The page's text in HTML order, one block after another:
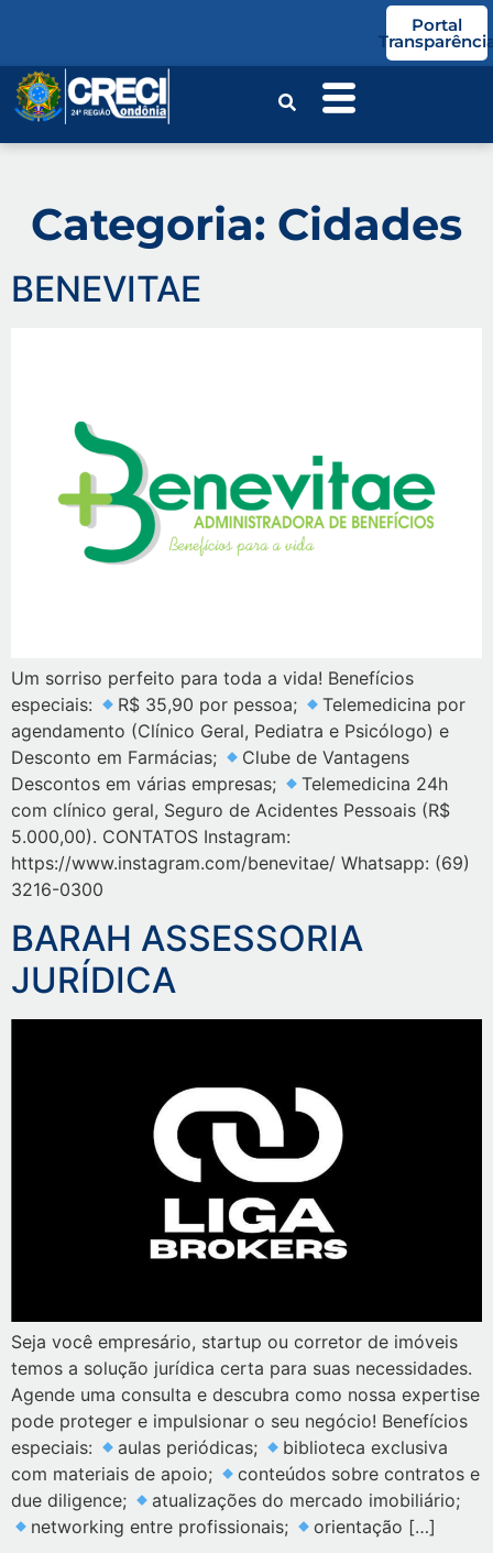
Portal
Categoria: Cidades
BENEVITAE
Um sorriso perfeito para toda a vida! Benefícios
especiais:
R$ 35,90 por pessoa;
Telemedicina por
agendamento (Clínico Geral, Pediatra e Psicólogo) e
Desconto em Farmácias;
Clube de Vantagens
Descontos em várias empresas;
Telemedicina 24h
com clínico geral, Seguro de Acidentes Pessoais (R$
5.000,00). CONTATOS Instagram:
https://www.instagram.com/benevitae/ Whatsapp: (69)
3216-0300
BARAH ASSESSORIA
JURÍDICA
Seja você empresário, startup ou corretor de imóveis
temos a solução jurídica certa para suas necessidades.
Agende uma consulta e descubra como nossa expertise
pode proteger e impulsionar o seu negócio! Benefícios
especiais:
aulas periódicas;
biblioteca exclusiva
com materiais de apoio;
conteúdos sobre contratos e
due diligence;
atualizações do mercado imobiliário;
networking entre profissionais;
orientação […]